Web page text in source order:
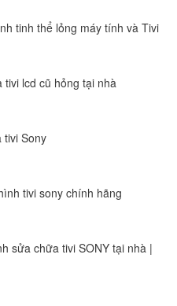
tinh thể lỏng máy tính và Tivi
tivi lcd cũ hỏng tại nhà
tivi Sony
tivi sony chính hãng
sửa chữa tivi SONY tại nhà |